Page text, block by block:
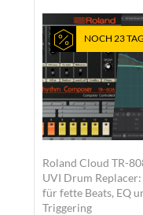
NOCH 23
Roland Cloud TR-
UVI Drum
für fette Beats, EQ
Triggering